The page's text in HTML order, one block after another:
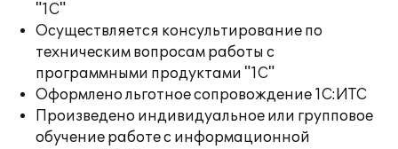
"1С"
Осуществляется консультирование по
техническим вопросам работы с
программными продуктами "1С"
Оформлено льготное сопровождение 1С:ИТС
Произведено индивидуальное или групповое
обучение работе с информационной